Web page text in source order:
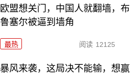
欧盟想关门，中国人就翻墙，布
鲁塞尔被逼到墙角
最热 阅读 12125
暴风来袭，这局决不能输，想赢